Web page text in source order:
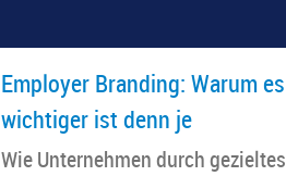
Employer Branding: Warum es
wichtiger ist denn je
Wie Unternehmen durch gezieltes